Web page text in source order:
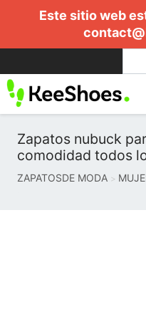
Este sitio web
Zapatos nubuck
comodidad todos
ZAPATOSDE MODA